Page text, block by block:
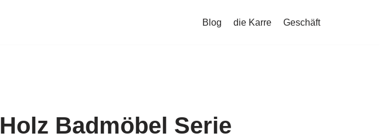
Blog die Karre Geschäft
Holz Badmöbel Serie